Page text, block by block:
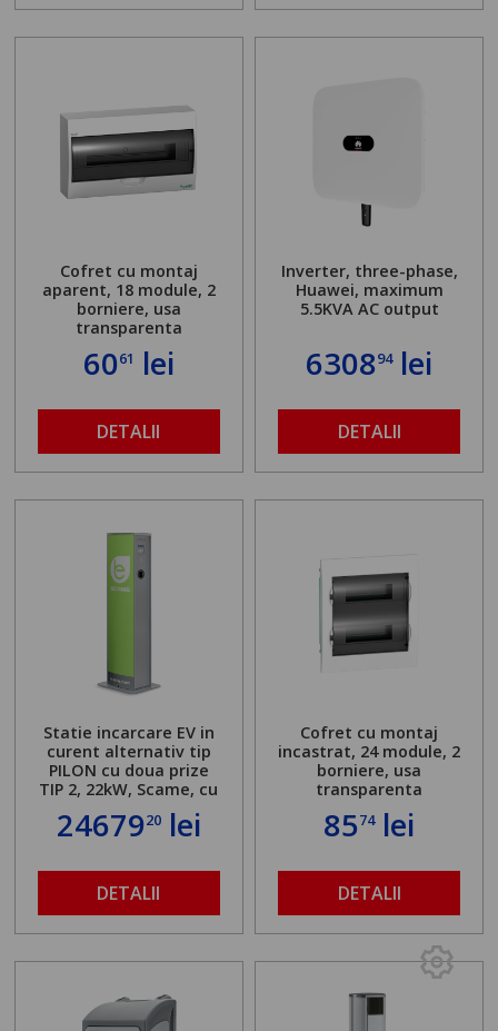
Cofret cu montaj
aparent, 18 module, 2
borniere, usa
transparenta
6061 lei
DETALII
Inverter, three-phase,
Huawei, maximum
5.5KVA AC output
630894lei
DETALII
Statie incarcare EV in
curent alternativ tip
PILON cu doua prize
TIP 2, 22kW, Scame, cu
server local
2467920lei
DETALII
Cofret cu montaj
incastrat, 24 module, 2
borniere, usa
transparenta
8574lei
DETALII